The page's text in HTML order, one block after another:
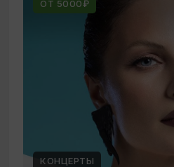
ОТ 5000₽
КОНЦЕРТЫ